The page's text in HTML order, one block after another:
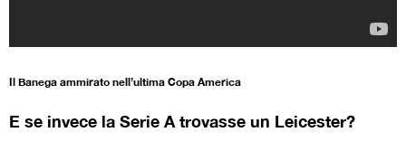
Il Banega ammirato nell’ultima Copa America
E se invece la Serie A trovasse un Leicester?